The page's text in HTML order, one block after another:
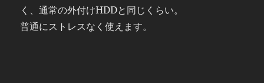
く、通常の外付けHDDと同じくらい。
普通にストレスなく使えます。